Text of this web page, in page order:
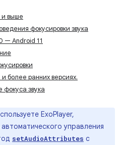
и выше
фокусировки звука
— Android 11
и более ранних версиях.
фокуса звука
ExoPlayer,
управления
setAudioAttributes с